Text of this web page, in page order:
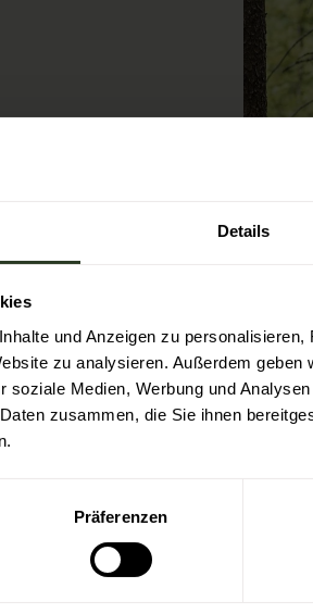
Details
und Anzeigen zu
zu analysieren. Außerdem
soziale Medien, Werbung und
zusammen, die Sie ihnen
Präferenzen
durch den
mehr erfahren
ihnen über die
zum
die Ranger geben
Einblicke in